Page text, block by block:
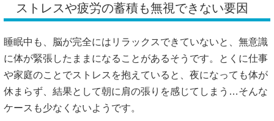
ストレスや疲労の蓄積も無視できない要因
睡眠中も、脳が完全にはリラックスできていないと、無意識
に体が緊張したままになることがあるそうです。とくに仕事
や家庭のことでストレスを抱えていると、夜になっても体が
休まらず、結果として朝に肩の張りを感じてしまう…そんな
ケースも少なくないようです。